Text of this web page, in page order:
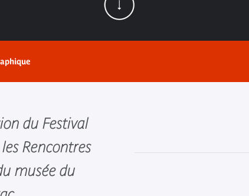
du Festival
Rencontres
musée du